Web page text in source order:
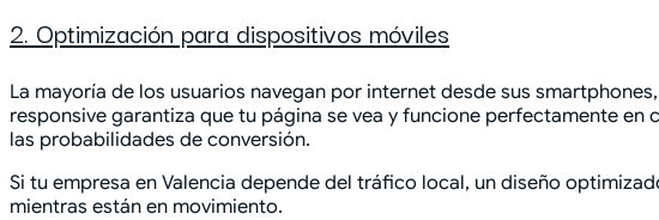
2. Optimización para dispositivos móviles
La mayoría de los usuarios navegan por internet desde sus
responsive garantiza que tu página se vea y funcione perfectamente
las probabilidades de conversión.
Si tu empresa en Valencia depende del tráfico local, un diseño
mientras están en movimiento.